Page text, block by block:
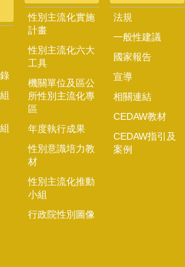
性別主流化實施
計畫
性別主流化六大
工具
機關單位及區公
所性別主流化專
區
年度執行成果
性別意識培力教
材
性別主流化推動
小組
行政院性別圖像
法規
一般性建議
國家報告
宣導
相關連結
CEDAW教材
CEDAW指引及
案例